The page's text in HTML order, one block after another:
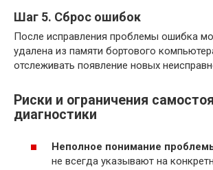
Шаг 5. Сброс ошибок
После исправления проблемы ошибка
удалена из памяти бортового
отслеживать появление новых
Риски и ограничения
диагностики
Неполное понимание
не всегда указывают на